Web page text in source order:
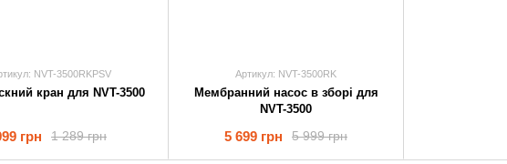
NVT-3500RKPSV
кран для NVT-3500
1 289 грн
грн
Артикул: NVT-3500RK
Мембранний насос в зборі для
NVT-3500
5 999 грн
5 699 грн